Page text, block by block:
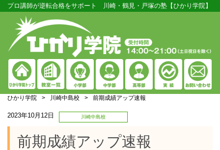
プロ講師が逆転合格をサポート 川崎・鶴見・戸塚の塾【ひかり学院】
ひかり学院 > 川崎中島校 > 前期成績アップ速報
2023年10月12日 川崎中島校
前期成績アップ速報